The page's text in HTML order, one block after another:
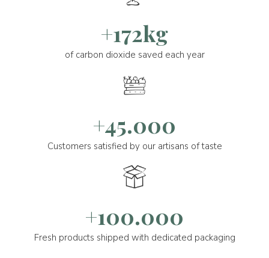
+172kg
of carbon dioxide saved each year
+45.000
Customers satisfied by our artisans of taste
+100.000
Fresh products shipped with dedicated packaging